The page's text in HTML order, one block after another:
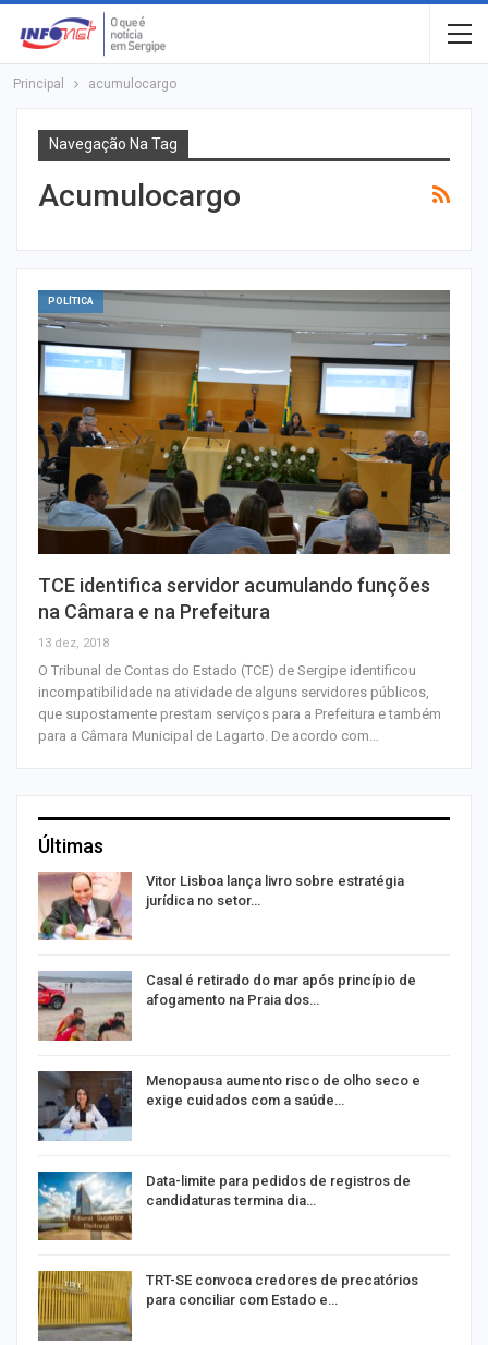
Principal acumulocargo
Navegação Na Tag
Acumulocargo
POLÍTICA
TCE identifica servidor acumulando funções
na Câmara e na Prefeitura
13 dez, 2018
O Tribunal de Contas do Estado (TCE) de Sergipe identificou
incompatibilidade na atividade de alguns servidores públicos,
que supostamente prestam serviços para a Prefeitura e também
para a Câmara Municipal de Lagarto. De acordo com…
Últimas
Vitor Lisboa lança livro sobre estratégia
jurídica no setor…
Casal é retirado do mar após princípio de
afogamento na Praia dos…
Menopausa aumento risco de olho seco e
exige cuidados com a saúde…
Data-limite para pedidos de registros de
candidaturas termina dia…
TRT-SE convoca credores de precatórios
para conciliar com Estado e…